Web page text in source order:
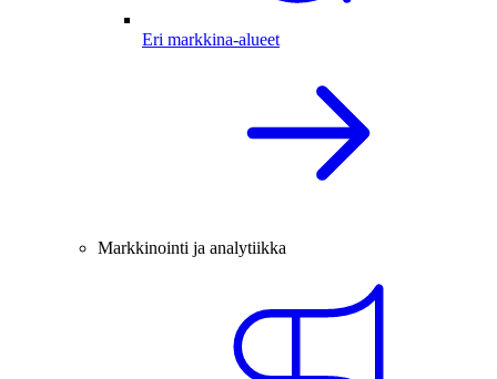
Eri markkina-alueet
Markkinointi ja analytiikka